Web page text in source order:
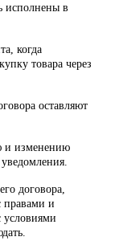
исполнены в
когда
товара через
оставляют
и изменению
договора,
правами и
условиями